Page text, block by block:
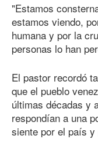
"Estamos
estamos viendo,
humana y por la
personas lo han
El pastor recordó
que el pueblo
últimas décadas y
respondían a una
siente por el país